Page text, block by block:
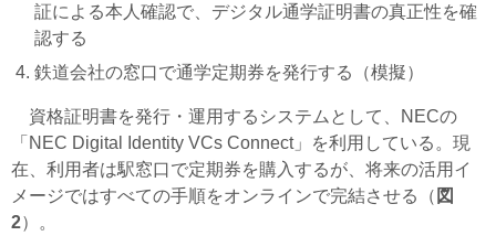
証による本人確認で、デジタル通学証明書の真正性を確
認する
鉄道会社の窓口で通学定期券を発行する（模擬）
資格証明書を発行・運用するシステムとして、NECの
「NEC Digital Identity VCs Connect」を利用している。現
在、利用者は駅窓口で定期券を購入するが、将来の活用イ
メージではすべての手順をオンラインで完結させる（ 図
2）。